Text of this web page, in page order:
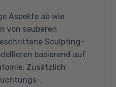
Aspekte ab wie
von sauberen
Sculpting-
basierend auf
Zusätzlich
,